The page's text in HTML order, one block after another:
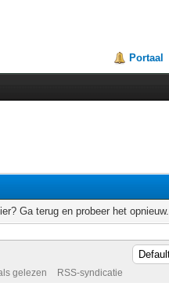
Portaal
Ga terug en probeer het opnieuw.
gelezen RSS-syndicatie